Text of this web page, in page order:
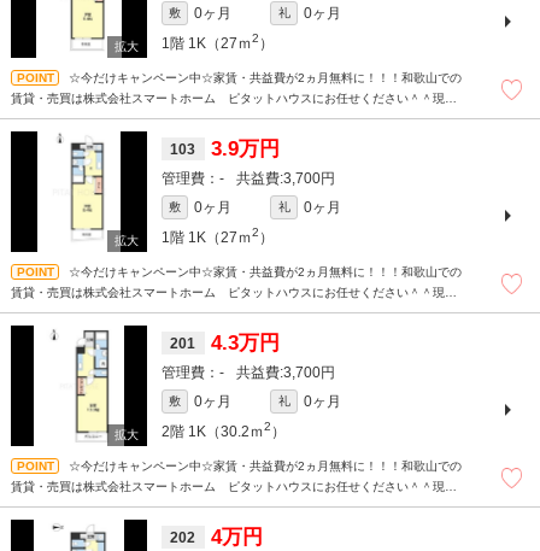
敷 0ヶ月 礼
0ヶ月
1階 1K（27ｍ2 ）
☆今だけキャンペーン中☆家賃・共益費が2ヵ月無料に！！！和歌山での
賃貸・売買は株式会社スマートホーム ピタットハウスにお任せください＾＾現地
☆
103 3.9万円
- 3,700円
敷 0ヶ月 礼
0ヶ月
1階 1K（27ｍ2 ）
☆今だけキャンペーン中☆家賃・共益費が2ヵ月無料に！！！和歌山での
賃貸・売買は株式会社スマートホーム ピタットハウスにお任せください＾＾現地
☆
201 4.3万円
- 3,700円
敷 0ヶ月 礼
0ヶ月
2階 1K（30.2ｍ2 ）
☆今だけキャンペーン中☆家賃・共益費が2ヵ月無料に！！！和歌山での
賃貸・売買は株式会社スマートホーム ピタットハウスにお任せください＾＾現地
☆
202 4万円